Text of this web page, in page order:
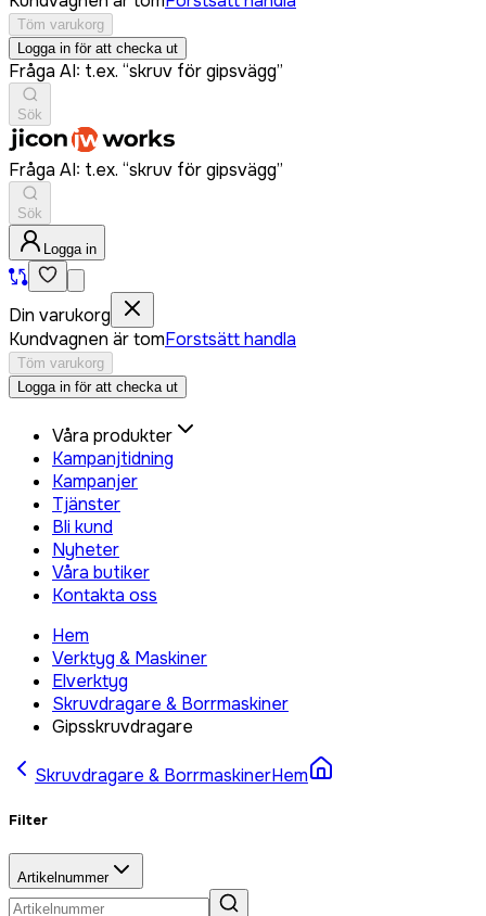
Töm varukorg
Logga in för att checka ut
Fråga AI: t.ex. “skruv för gipsvägg”
Sök
Fråga AI: t.ex. “skruv för gipsvägg”
Sök
Logga in
Din varukorg
Kundvagnen är tomForstsätt handla
Töm varukorg
Logga in för att checka ut
Våra produkter
Kampanjtidning
Kampanjer
Tjänster
Bli kund
Nyheter
Våra butiker
Kontakta oss
Hem
Verktyg & Maskiner
Elverktyg
Skruvdragare & Borrmaskiner
Gipsskruvdragare
Skruvdragare & BorrmaskinerHem
Filter
Artikelnummer